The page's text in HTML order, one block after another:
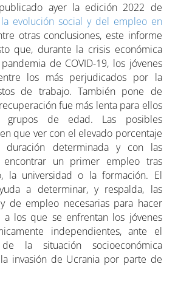
ayer la edición 2022 de
evolución social y del empleo en
otras conclusiones, este informe
que, durante la crisis económica
de COVID-19, los jóvenes
los más perjudicados por la
de trabajo. También pone de
fue más lenta para ellos
de edad. Las posibles
que ver con el elevado porcentaje
determinada y con las
encontrar un primer empleo tras
la universidad o la formación. El
a determinar, y respalda, las
de empleo necesarias para hacer
los que se enfrentan los jóvenes
independientes, ante el
de la situación socioeconómica
invasión de Ucrania por parte de